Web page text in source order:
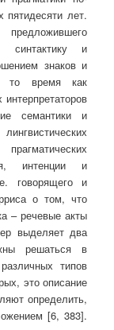
пятидесяти лет.
синтактику и
знаков и
то время как
семантики и
интенции и
говорящего и
о том, что
– речевые акты
выделяет два
решаться в
типов
это описание
определить,
[6, 383].